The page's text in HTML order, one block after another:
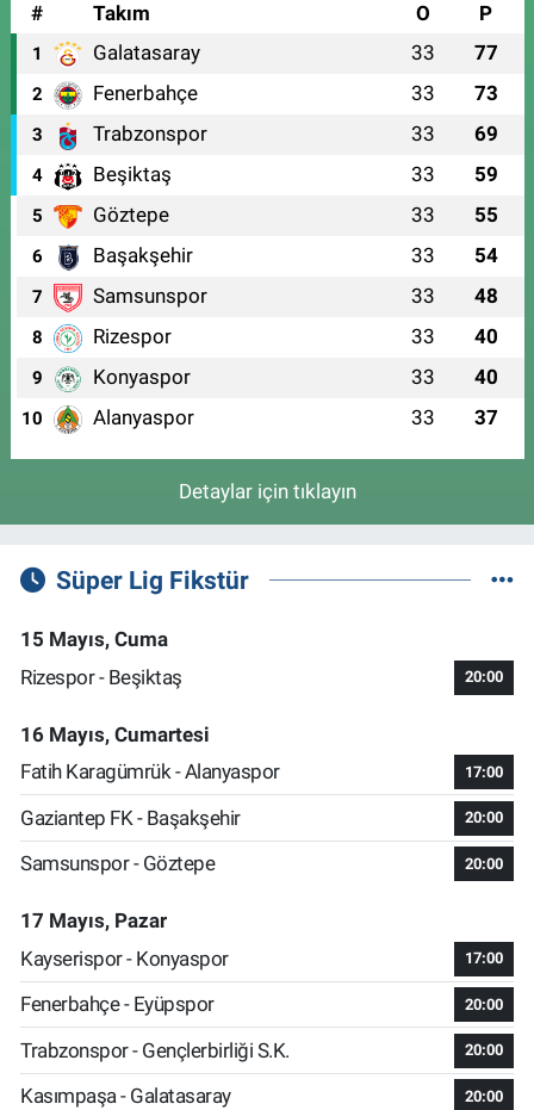
#
Takım O P
1 Galatasaray 33 77
2 Fenerbahçe 33 73
3 Trabzonspor 33 69
4 Beşiktaş 33 59
5 Göztepe 33 55
6 Başakşehir 33 54
7 Samsunspor 33 48
8 Rizespor 33 40
9 Konyaspor 33 40
10 Alanyaspor 33 37
Detaylar için tıklayın
Süper Lig Fikstür
15 Mayıs, Cuma
Rizespor - Beşiktaş
20:00
16 Mayıs, Cumartesi
Fatih Karagümrük - Alanyaspor
17:00
Gaziantep FK - Başakşehir 20:00
Samsunspor - Göztepe 20:00
17 Mayıs, Pazar
Kayserispor - Konyaspor
17:00
Fenerbahçe - Eyüpspor 20:00
Trabzonspor - Gençlerbirliği S.K. 20:00
Kasımpaşa - Galatasaray 20:00